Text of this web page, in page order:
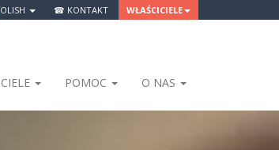
☎ KONTAKT WŁAŚCICIELE
POMOC O NAS